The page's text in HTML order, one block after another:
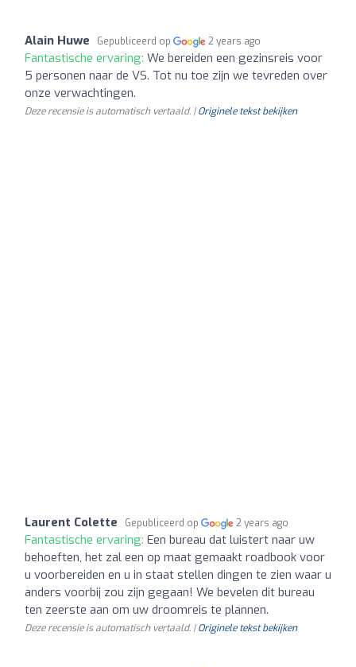
Alain Huwe Gepubliceerd op 2 years ago
Fantastische ervaring: We bereiden een gezinsreis voor
5 personen naar de VS. Tot nu toe zijn we tevreden over
onze verwachtingen.
Deze recensie is automatisch vertaald. |Originele tekst bekijken
Laurent Colette Gepubliceerd op 2 years ago
Fantastische ervaring: Een bureau dat luistert naar uw
behoeften, het zal een op maat gemaakt roadbook voor
u voorbereiden en u in staat stellen dingen te zien waar u
anders voorbij zou zijn gegaan! We bevelen dit bureau
ten zeerste aan om uw droomreis te plannen.
Deze recensie is automatisch vertaald. |Originele tekst bekijken